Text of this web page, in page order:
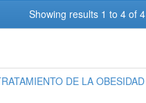
Showing results 1 to 4 of 4
DE LA OBESIDAD